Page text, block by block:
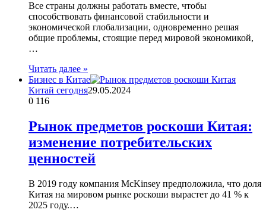
Все страны должны работать вместе, чтобы
способствовать финансовой стабильности и
экономической глобализации, одновременно решая
общие проблемы, стоящие перед мировой экономикой,
…
Читать далее »
Бизнес в Китае
Китай сегодня29.05.2024
0 116
Рынок предметов роскоши Китая:
изменение потребительских
ценностей
В 2019 году компания McKinsey предположила, что доля
Китая на мировом рынке роскоши вырастет до 41 % к
2025 году.…